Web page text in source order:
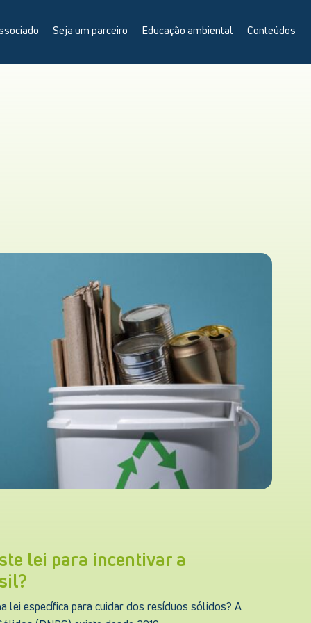
Seja um parceiro Educação ambiental Conteúdos
lei para incentivar a
lei específica para cuidar dos resíduos sólidos? A